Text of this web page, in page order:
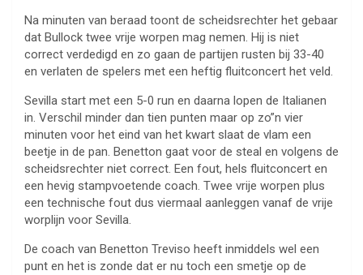
Na minuten van beraad toont de scheidsrechter het gebaar
dat Bullock twee vrije worpen mag nemen. Hij is niet
correct verdedigd en zo gaan de partijen rusten bij 33-40
en verlaten de spelers met een heftig fluitconcert het veld.
Sevilla start met een 5-0 run en daarna lopen de Italianen
in. Verschil minder dan tien punten maar op zo”n vier
minuten voor het eind van het kwart slaat de vlam een
beetje in de pan. Benetton gaat voor de steal en volgens de
scheidsrechter niet correct. Een fout, hels fluitconcert en
een hevig stampvoetende coach. Twee vrije worpen plus
een technische fout dus viermaal aanleggen vanaf de vrije
worplijn voor Sevilla.
De coach van Benetton Treviso heeft inmiddels wel een
punt en het is zonde dat er nu toch een smetje op de